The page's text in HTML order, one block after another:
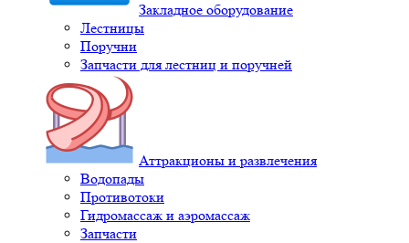
Закладное оборудование
Лестницы
Поручни
Запчасти для лестниц и поручней
Аттракционы и развлечения
Водопады
Противотоки
Гидромассаж и аэромассаж
Запчасти